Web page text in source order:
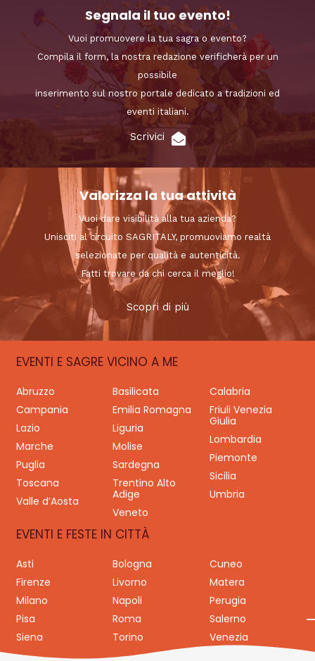
Segnala il tuo evento!
Vuoi promuovere la tua sagra o evento?
Compila il form, la nostra redazione verificherà per un
possibile
inserimento sul nostro portale dedicato a tradizioni ed
eventi italiani.
Scrivici
Valorizza la tua attività
Vuoi dare visibilità alla tua azienda?
Unisciti al circuito SAGRITALY, promuoviamo realtà
selezionate per qualità e autenticità.
Fatti trovare da chi cerca il meglio!
Scopri di più
EVENTI E SAGRE VICINO A ME
Abruzzo Basilicata
Calabria
Campania
Emilia Romagna
Friuli Venezia
Giulia
Lazio
Liguria
Lombardia
Marche
Molise
Piemonte
Puglia
Sardegna
Sicilia
Toscana
Trentino Alto
Adige
Umbria
Valle d’Aosta
Veneto
EVENTI E FESTE IN CITTÀ
Asti Bologna
Cuneo
Firenze
Livorno
Matera
Milano
Napoli
Perugia
Pisa
Roma
Salerno
Siena
Torino Venezia